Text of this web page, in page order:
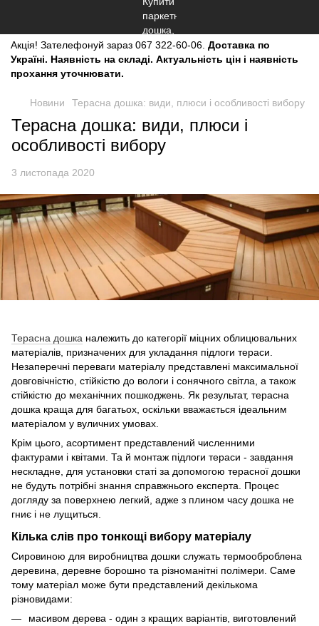
Акція! Зателефонуй зараз 067 322-60-06. Доставка по
Україні. Наявність на складі. Актуальність цін і наявність
прохання уточнювати.
Новини Терасна дошка: види, плюси і особливості вибору
Терасна дошка: види, плюси і
особливості вибору
3 листопада 2020
Терасна дошка належить до категорії міцних облицювальних
матеріалів, призначених для укладання підлоги тераси.
Незаперечні переваги матеріалу представлені максимальної
довговічністю, стійкістю до вологи і сонячного світла, а також
стійкістю до механічних пошкоджень. Як результат, терасна
дошка краща для багатьох, оскільки вважається ідеальним
матеріалом у вуличних умовах.
Крім цього, асортимент представлений численними
фактурами і квітами. Та й монтаж підлоги тераси - завдання
нескладне, для установки статі за допомогою терасної дошки
не будуть потрібні знання справжнього експерта. Процес
догляду за поверхнею легкий, адже з плином часу дошка не
гниє і не лущиться.
Кілька слів про тонкощі вибору матеріалу
Сировиною для виробництва дошки служать термооброблена
деревина, деревне борошно та різноманітні полімери. Саме
тому матеріал може бути представлений декількома
різновидами:
масивом дерева - один з кращих варіантів, виготовлений